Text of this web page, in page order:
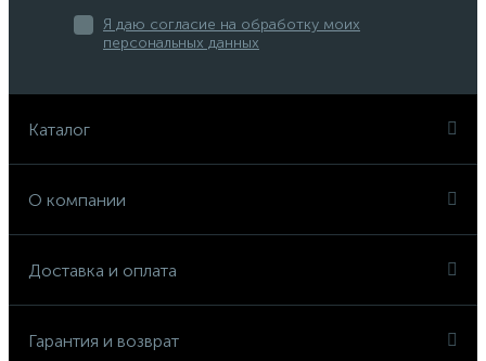
Я даю согласие на обработку моих
персональных данных
Каталог
О компании
Доставка и оплата
Гарантия и возврат